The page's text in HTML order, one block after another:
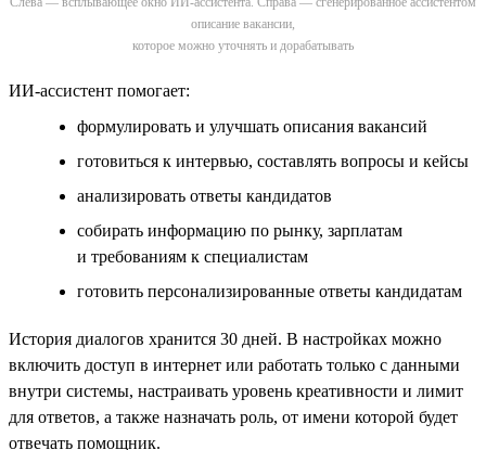
описание вакансии,
которое можно уточнять и дорабатывать
ИИ-ассистент помогает:
формулировать и улучшать описания вакансий
готовиться к интервью, составлять вопросы и кейсы
анализировать ответы кандидатов
собирать информацию по рынку, зарплатам
и требованиям к специалистам
готовить персонализированные ответы кандидатам
История диалогов хранится 30 дней. В настройках можно
включить доступ в интернет или работать только с данными
внутри системы, настраивать уровень креативности и лимит
для ответов, а также назначать роль, от имени которой будет
отвечать помощник.